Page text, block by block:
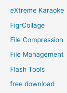
eXtreme Karaoke
FigrCollage
File Compression
File Management
Flash Tools
free download